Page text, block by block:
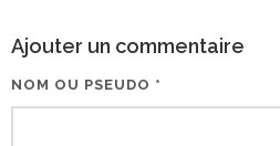
Ajouter un commentaire
NOM OU PSEUDO *